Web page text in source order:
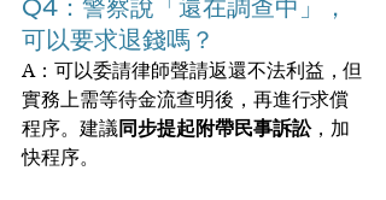
Q4：警察說「還在調查中」，
可以要求退錢嗎？
A：可以委請律師聲請返還不法利益，但
實務上需等待金流查明後，再進行求償
程序。建議同步提起附帶民事訴訟，加
快程序。